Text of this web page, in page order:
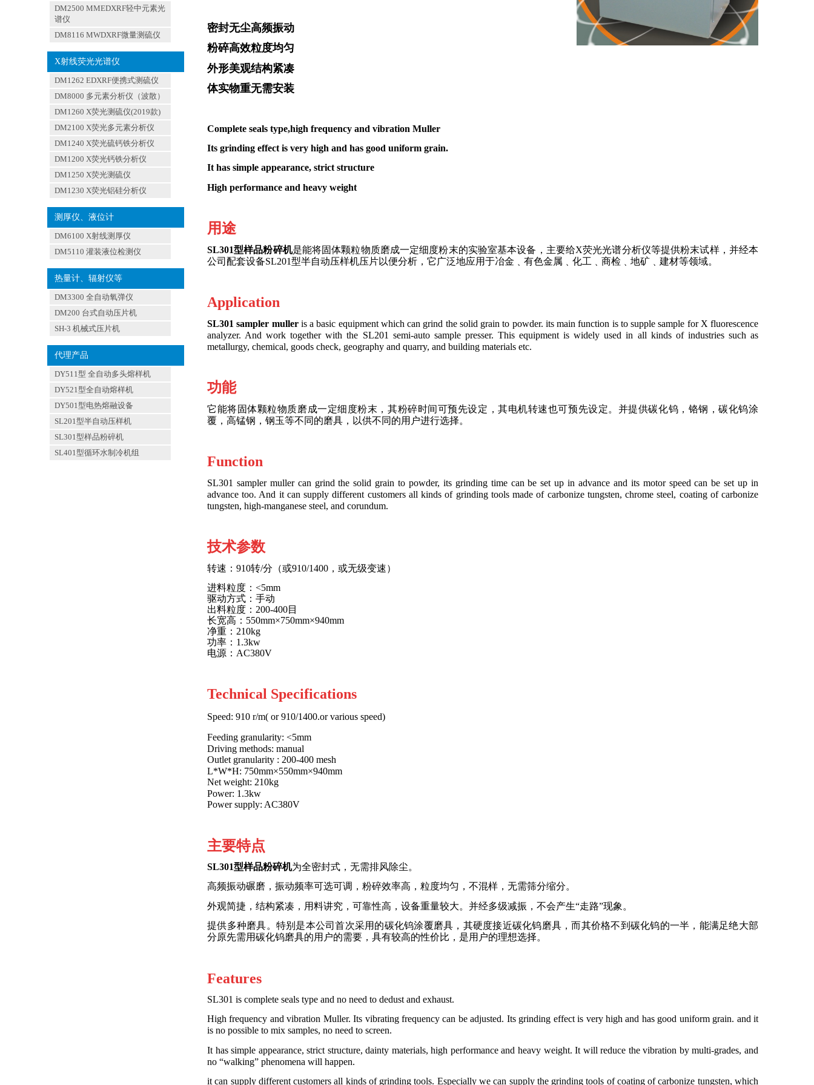
DM2500 MMEDXRF轻中元素光
谱仪
DM8116 MWDXRF微量测硫仪
X射线荧光光谱仪
DM1262 EDXRF便携式测硫仪
DM8000 多元素分析仪（波散）
DM1260 X荧光测硫仪(2019款)
DM2100 X荧光多元素分析仪
DM1240 X荧光硫钙铁分析仪
DM1200 X荧光钙铁分析仪
DM1250 X荧光测硫仪
DM1230 X荧光铝硅分析仪
测厚仪、液位计
DM6100 X射线测厚仪
DM5110 灌装液位检测仪
热量计、辐射仪等
DM3300 全自动氧弹仪
DM200 台式自动压片机
SH-3 机械式压片机
代理产品
DY511型 全自动多头熔样机
DY521型全自动熔样机
DY501型电热熔融设备
SL201型半自动压样机
SL301型样品粉碎机
SL401型循环水制冷机组
密封无尘高频振动
粉碎高效粒度均匀
外形美观结构紧凑
体实物重无需安装
Complete seals type,high frequency and vibration Muller
Its grinding effect is very high and has good uniform grain.
It has simple appearance, strict structure
High performance and heavy weight
用途
SL301型样品粉碎机是能将固体颗粒物质磨成一定细度粉末的实验室基本设备，主要给X荧光光谱分析仪等提供粉末试样，并经本
公司配套设备SL201型半自动压样机压片以便分析，它广泛地应用于冶金﹑有色金属﹑化工﹑商检﹑地矿﹑建材等领域。
Application
SL301 sampler muller is a basic equipment which can grind the solid grain to powder. its main function is to supple sample for X fluorescence
analyzer. And work together with the SL201 semi-auto sample presser. This equipment is widely used in all kinds of industries such as
metallurgy, chemical, goods check, geography and quarry, and building materials etc.
功能
它能将固体颗粒物质磨成一定细度粉末，其粉碎时间可预先设定，其电机转速也可预先设定。并提供碳化钨，铬钢，碳化钨涂
覆，高锰钢，钢玉等不同的磨具，以供不同的用户进行选择。
Function
SL301 sampler muller can grind the solid grain to powder, its grinding time can be set up in advance and its motor speed can be set up in
advance too. And it can supply different customers all kinds of grinding tools made of carbonize tungsten, chrome steel, coating of carbonize
tungsten, high-manganese steel, and corundum.
技术参数
转速： 910转/分（或910/1400 ，或无级变速）
进料粒度： <5mm
驱动方式：手动
出料粒度： 200-400目
长宽高： 550mm×750mm×940mm
净重： 210kg
功率： 1.3kw
电源： AC380V
Technical Specifications
Speed: 910 r/m( or 910/1400.or various speed)
Feeding granularity: <5mm
Driving methods: manual
Outlet granularity : 200-400 mesh
L*W*H: 750mm×550mm×940mm
Net weight: 210kg
Power: 1.3kw
Power supply: AC380V
主要特点
SL301型样品粉碎机为全密封式，无需排风除尘。
高频振动碾磨，振动频率可选可调，粉碎效率高，粒度均匀，不混样，无需筛分缩分。
外观简捷，结构紧凑，用料讲究，可靠性高，设备重量较大。并经多级减振，不会产生“走路”现象。
提供多种磨具。特别是本公司首次采用的碳化钨涂覆磨具，其硬度接近碳化钨磨具，而其价格不到碳化钨的一半，能满足绝大部
分原先需用碳化钨磨具的用户的需要，具有较高的性价比，是用户的理想选择。
Features
SL301 is complete seals type and no need to dedust and exhaust.
High frequency and vibration Muller. Its vibrating frequency can be adjusted. Its grinding effect is very high and has good uniform grain. and it
is no possible to mix samples, no need to screen.
It has simple appearance, strict structure, dainty materials, high performance and heavy weight. It will reduce the vibration by multi-grades, and
no “walking” phenomena will happen.
it can supply different customers all kinds of grinding tools. Especially we can supply the grinding tools of coating of carbonize tungsten, which